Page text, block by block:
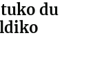
du